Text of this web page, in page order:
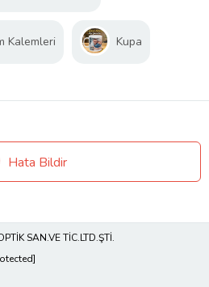
Kalemleri Kupa
Hata Bildir
SAN.VE TİC.LTD.ŞTİ.